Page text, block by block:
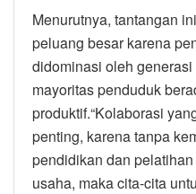
Menurutnya, tantangan
peluang besar karena
didominasi oleh
mayoritas penduduk
produktif.“Kolaborasi
penting, karena tanpa
pendidikan dan
usaha, maka cita-cita